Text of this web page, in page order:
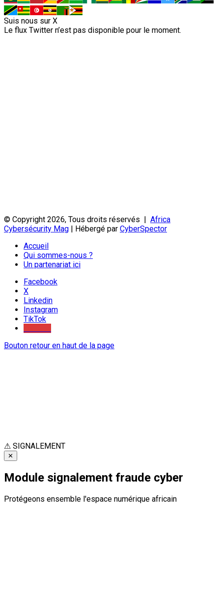
Suis nous sur X
Le flux Twitter n’est pas disponible pour le moment.
© Copyright 2026, Tous droits réservés | Africa
Cybersécurity Mag | Hébergé par CyberSpector
Accueil
Qui sommes-nous ?
Un partenariat ici
Facebook
X
Linkedin
Instagram
TikTok
Bouton retour en haut de la page
⚠ SIGNALEMENT
✕
Module signalement fraude cyber
Protégeons ensemble l'espace numérique africain